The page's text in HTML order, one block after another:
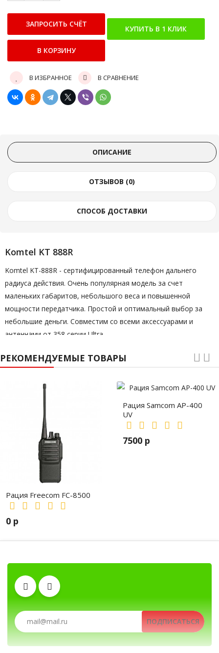
В ИЗБРАННОЕ В СРАВНЕНИЕ
ОПИСАНИЕ
ОТЗЫВОВ (0)
СПОСОБ ДОСТАВКИ
Komtel KT 888R
Komtel KT-888R - сертифицированный телефон дальнего
радиуса действия. Очень популярная модель за счет
маленьких габаритов, небольшого веса и повышенной
мощности передатчика. Простой и оптимальный выбор за
небольшие деньги. Совместим со всеми аксессуарами и
антеннами от 358 серии Ultra.
РЕКОМЕНДУЕМЫЕ ТОВАРЫ
Рация Freecom FC-8500
0 р
Рация Samcom AP-400
UV
7500 р
Рации, радиостанции, рации для охоты и рыбалки,
Клипсы
Рации, радиостанции, рации для охоты и
Тангенты Антенны Аккумуляторы
ПОДПИСАТЬСЯ